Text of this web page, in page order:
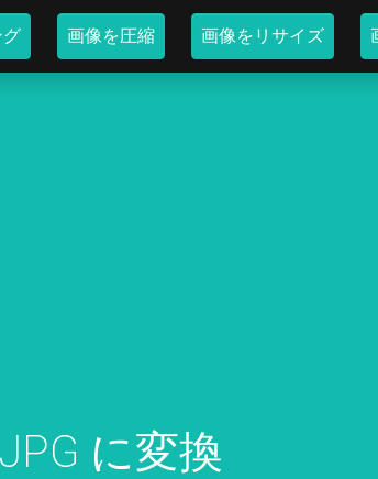
画像を圧縮 画像をリサイズ
に変換